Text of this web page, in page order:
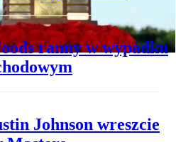
ranny w wypadku
Johnson wreszcie